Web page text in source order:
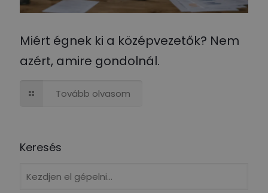
Miért égnek ki a középvezetők? Nem
azért, amire gondolnál.
Tovább olvasom
Keresés